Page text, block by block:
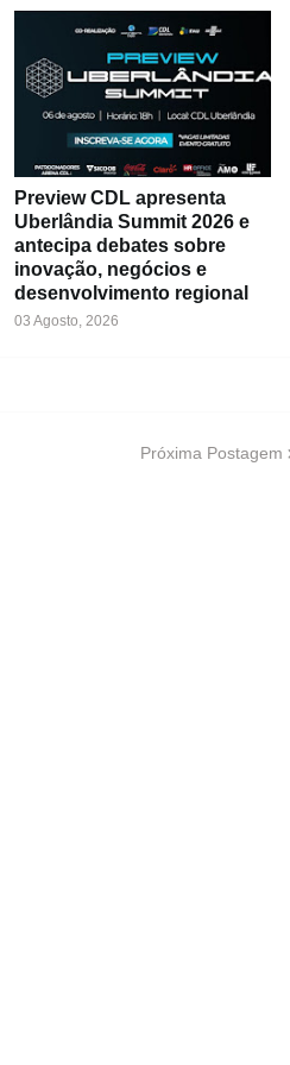
Preview CDL apresenta
Uberlândia Summit 2026 e
antecipa debates sobre
inovação, negócios e
desenvolvimento regional
03 Agosto, 2026
Próxima Postagem